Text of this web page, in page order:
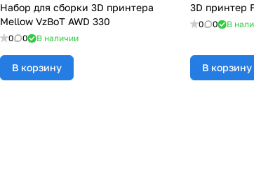
Набор для cборки 3D принтера
Mellow VzBoT AWD 330
0 0 В наличии
В корзину
3D принтер
0 0 В
В корзину